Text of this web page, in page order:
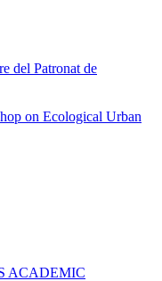
del Patronat de
on Ecological Urban
ACADEMIC